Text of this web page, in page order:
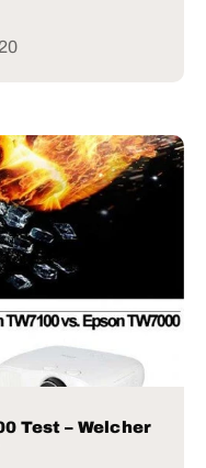
Test – Welcher